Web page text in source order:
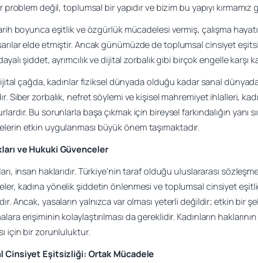
problem değil, toplumsal bir yapıdır ve bizim bu yapıyı kırmamız
boyunca eşitlik ve özgürlük mücadelesi vermiş, çalışma
elde etmiştir. Ancak günümüzde de toplumsal cinsiyet
şiddet, ayrımcılık ve dijital zorbalık gibi birçok engelle karşı
çağda, kadınlar fiziksel dünyada olduğu kadar sanal
Siber zorbalık, nefret söylemi ve kişisel mahremiyet ihlalleri,
Bu sorunlarla başa çıkmak için bireysel farkındalığın
etkin uygulanması büyük önem taşımaktadır.
ve Hukuki Güvenceler
insan haklarıdır. Türkiye’nin taraf olduğu uluslararası
kadına yönelik şiddetin önlenmesi ve toplumsal cinsiyet
Ancak, yasaların yalnızca var olması yeterli değildir; etkin bir
erişiminin kolaylaştırılması da gereklidir. Kadınların
için bir zorunluluktur.
Cinsiyet Eşitsizliği: Ortak Mücadele